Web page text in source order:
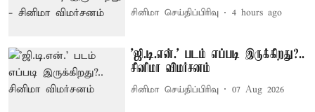
சினிமா செய்திப்பிரிவு 4 hours ago
'ஜி.டி.என்.' படம் எப்படி இருக்கிறது?..
சினிமா விமர்சனம்
சினிமா செய்திப்பிரிவு 07 Aug 2026